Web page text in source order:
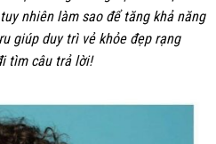
nhiên làm sao để tăng khả năng
giúp duy trì vẻ khỏe đẹp rạng
tìm câu trả lời!